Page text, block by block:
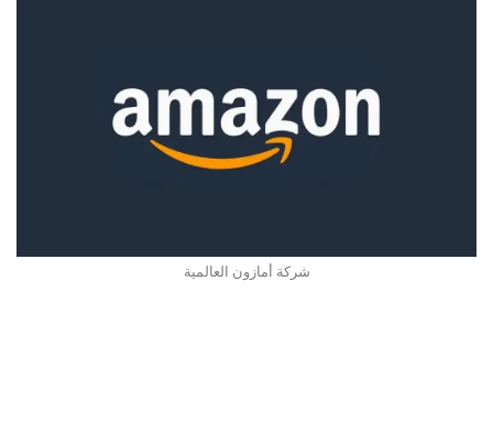
شركة أمازون العالمية